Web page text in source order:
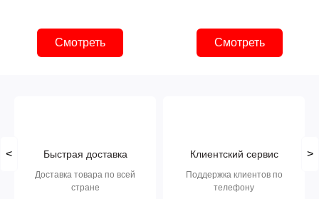
Смотреть Смотреть
< Быстрая доставка
Доставка товара по всей
стране
Клиентский сервис
Поддержка клиентов по
телефону
>